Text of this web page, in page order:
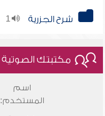
1 شرح الجزرية
مكتبتك الصوتية
اسم
المستخدم: